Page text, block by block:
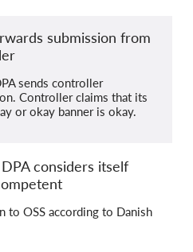
submission from
sends controller
Controller claims that its
or okay banner is okay.
considers itself
to OSS according to Danish